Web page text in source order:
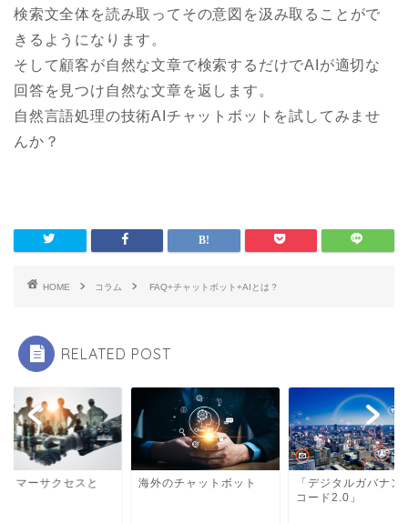
検索文全体を読み取ってその意図を汲み取ることがで
きるようになります。
そして顧客が自然な文章で検索するだけでAIが適切な
回答を見つけ自然な文章を返します。
自然言語処理の技術AIチャットボットを試してみませ
んか？
HOME コラム FAQ+チャットボット+AIとは？
RELATED POST
タマーサクセスと
海外のチャットボット
「デジタルガバナン
コード2.0」